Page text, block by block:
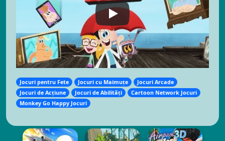
Jocuri pentru Fete Jocuri cu Maimuțe
Jocuri Arcade
Jocuri de Acțiune
Jocuri de Abilități
Cartoon Network Jocuri
Monkey Go Happy Jocuri